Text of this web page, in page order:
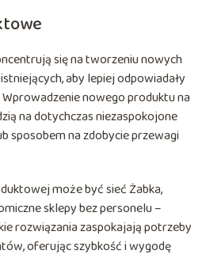
się na tworzeniu nowych
aby lepiej odpowiadały
nowego produktu na
na dotychczas niezaspokojone
sposobem na zdobycie przewagi
może być sieć Żabka,
sklepy bez personelu –
rozwiązania zaspokajają potrzeby
oferując szybkość i wygodę